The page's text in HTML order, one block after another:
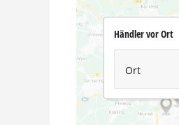
Händler vor Ort
Ort